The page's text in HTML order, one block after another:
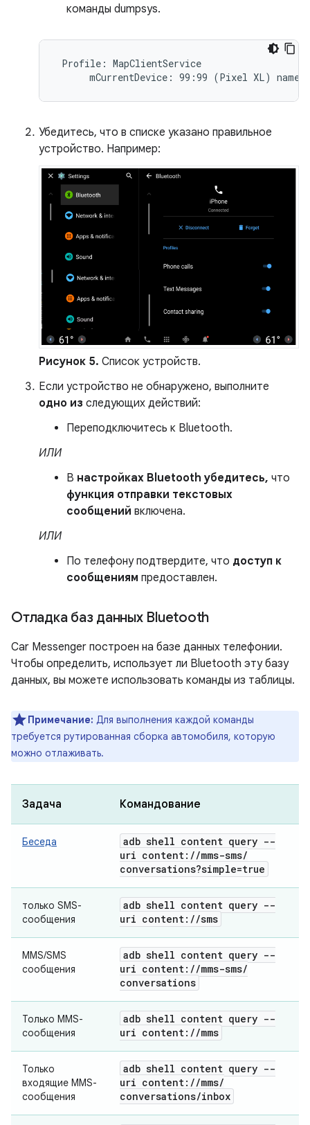
команды dumpsys.
Profile: MapClientService
Убедитесь, что в списке указано правильное
устройство. Например:
Рисунок 5. Список устройств.
Если устройство не обнаружено, выполните
одно из следующих действий:
Переподключитесь к Bluetooth.
ИЛИ
В настройках Bluetooth убедитесь, что
функция отправки текстовых
сообщений включена.
ИЛИ
По телефону подтвердите, что доступ к
сообщениям предоставлен.
Отладка баз данных Bluetooth
Car Messenger построен на базе данных телефонии.
Чтобы определить, использует ли Bluetooth эту базу
данных, вы можете использовать команды из таблицы.
Примечание: Для выполнения каждой команды
требуется рутированная сборка автомобиля, которую
можно отлаживать.
Задача Командование
Беседа
adb shell content query --
uri content: //mms-sms/
conversations?simple=true
только SMS-
сообщения
adb shell content query --
uri content: //sms
MMS/SMS
сообщения
adb shell content query --
uri content: //mms-sms/
conversations
Только MMS-
сообщения
adb shell content query --
uri content: //mms
Только
входящие MMS-
сообщения
adb shell content query --
uri content: //mms/
conversations/inbox